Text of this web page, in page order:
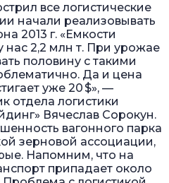
все логистические
начали реализовывать
2013 г. «Емкости
нас 2,2 млн т. При урожае
половину с такими
Да и цена
уже 20 $», —
отдела логистики
Вячеслав Сорокун.
вагонного парка
зерновой ассоциации,
Напомним, что на
припадает около